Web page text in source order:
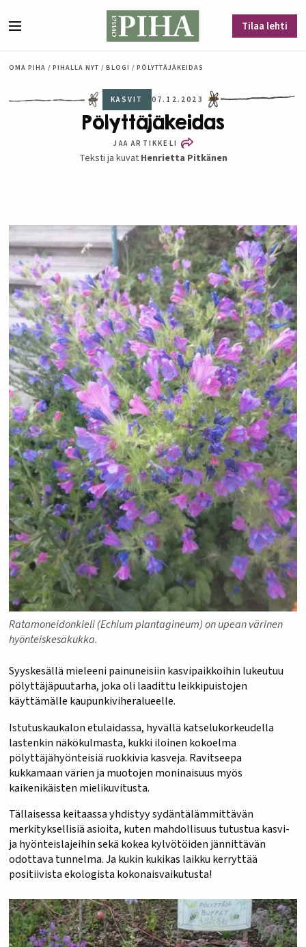
Tilaa lehti
OMA PIHA / PIHALLA NYT / BLOGI / PÖLYTTÄJÄKEIDAS
KASVIT 07.12.2023
Pölyttäjäkeidas
JAA ARTIKKELI
Teksti ja kuvat Henrietta Pitkänen
Ratamoneidonkieli (Echium plantagineum) on upean värinen
hyönteiskesäkukka.
Syyskesällä mieleeni painuneisiin kasvipaikkoihin lukeutuu
pölyttäjäpuutarha, joka oli laadittu leikkipuistojen
käyttämälle kaupunkiviheralueelle.
Istutuskaukalon etulaidassa, hyvällä katselukorkeudella
lastenkin näkökulmasta, kukki iloinen kokoelma
pölyttäjähyönteisiä ruokkivia kasveja. Ravitseepa
kukkamaan värien ja muotojen moninaisuus myös
kaikenikäisten mielikuvitusta.
Tällaisessa keitaassa yhdistyy sydäntälämmittävän
merkityksellisiä asioita, kuten mahdollisuus tutustua kasvi-
ja hyönteislajeihin sekä kokea kylvötöiden jännittävän
odottava tunnelma. Ja kukin kukikas laikku kerryttää
positiivista ekologista kokonaisvaikutusta!